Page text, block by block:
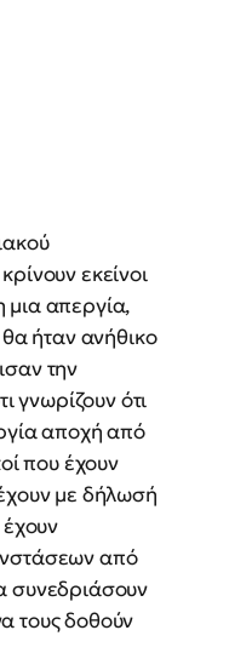
εκείνοι
απεργία,
θα ήταν ανήθικο
την
γνωρίζουν ότι
αποχή από
που έχουν
με δήλωσή
από
συνεδριάσουν
τους δοθούν